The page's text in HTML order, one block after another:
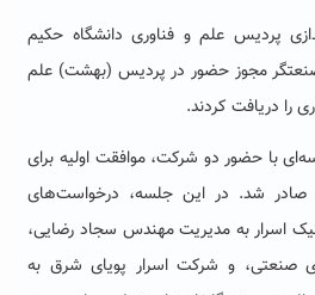
پردیس علم و فناوری دانشگاه حکیم
مجوز حضور در پردیس (بهشت) علم
را دریافت کردند.
۱۲/۲۰ طی جلسه‌ای با حضور دو شرکت، موافقت اولیه برای
صادر شد. در این جلسه، درخواست‌های
اسرار به مدیریت مهندس سجاد رضایی،
صنعتی، و شرکت اسرار پویای شرق به